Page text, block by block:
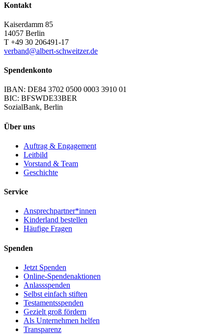
Kontakt
Kaiserdamm 85
14057 Berlin
T +49 30 206491-17
verband@albert-schweitzer.de
Spendenkonto
IBAN: DE84 3702 0500 0003 3910 01
BIC: BFSWDE33BER
SozialBank, Berlin
Über uns
Auftrag & Engagement
Leitbild
Vorstand & Team
Geschichte
Service
Ansprechpartner*innen
Kinderland bestellen
Häufige Fragen
Spenden
Jetzt Spenden
Online-Spendenaktionen
Anlassspenden
Selbst einfach stiften
Testamentsspenden
Gezielt groß fördern
Als Unternehmen helfen
Transparenz